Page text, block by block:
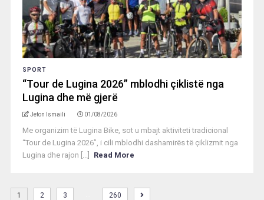
SPORT
“Tour de Lugina 2026” mblodhi çiklistë nga
Lugina dhe më gjerë
Jeton Ismaili 01/08/2026
Me organizim të Lugina Bike, sot u mbajt aktiviteti tradicional
“Tour de Lugina 2026”, i cili mblodhi dashamirës të çiklizmit nga
Lugina dhe rajon [...]
Read More
1 2 3 260